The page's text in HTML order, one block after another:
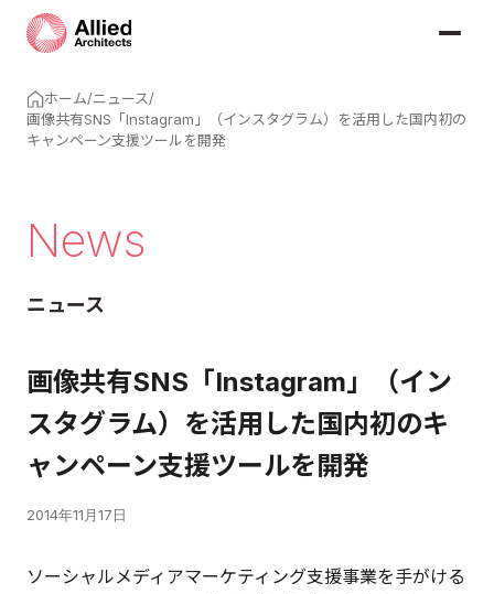
ホーム/ニュース/
画像共有SNS「Instagram」（インスタグラム）を活用した国内初の
キャンペーン支援ツールを開発
News
ニュース
画像共有SNS「Instagram」（イン
スタグラム）を活用した国内初のキ
ャンペーン支援ツールを開発
2014年11月17日
ソーシャルメディアマーケティング支援事業を手がける